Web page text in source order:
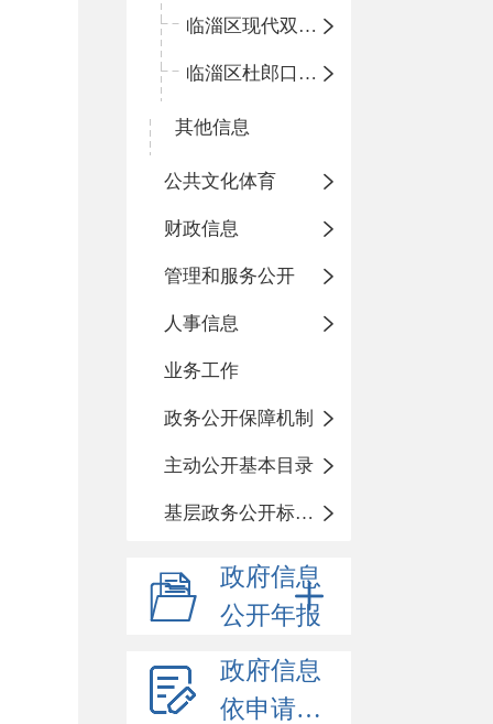
临淄区现代双语学校
临淄区杜郎口小学
其他信息
公共文化体育
财政信息
管理和服务公开
人事信息
业务工作
政务公开保障机制
主动公开基本目录
基层政务公开标准化目录
政府信息
公开年报
政府信息
依申请公开